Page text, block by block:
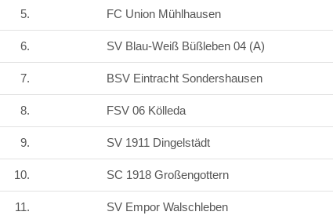
5. FC Union Mühlhausen
6. SV Blau-Weiß Büßleben 04 (A)
7. BSV Eintracht Sondershausen
8. FSV 06 Kölleda
9. SV 1911 Dingelstädt
10. SC 1918 Großengottern
11. SV Empor Walschleben